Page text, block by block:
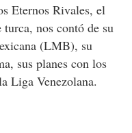
Eternos Rivales, el
nos contó de su
(LMB), su
sus planes con los
Liga Venezolana.